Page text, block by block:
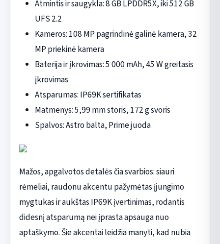
Atmintis ir saugykla: 8 GB LPDDR5X, iki 512 GB
UFS 2.2
Kameros: 108 MP pagrindinė galinė kamera, 32
MP priekinė kamera
Baterija ir įkrovimas: 5 000 mAh, 45 W greitasis
įkrovimas
Atsparumas: IP69K sertifikatas
Matmenys: 5,99 mm storis, 172 g svoris
Spalvos: Astro balta, Prime juoda
Mažos, apgalvotos detalės čia svarbios: siauri
rėmeliai, raudonu akcentu pažymėtas įjungimo
mygtukas ir aukštas IP69K įvertinimas, rodantis
didesnį atsparumą nei įprasta apsauga nuo
aptaškymo. Šie akcentai leidžia manyti, kad nubia